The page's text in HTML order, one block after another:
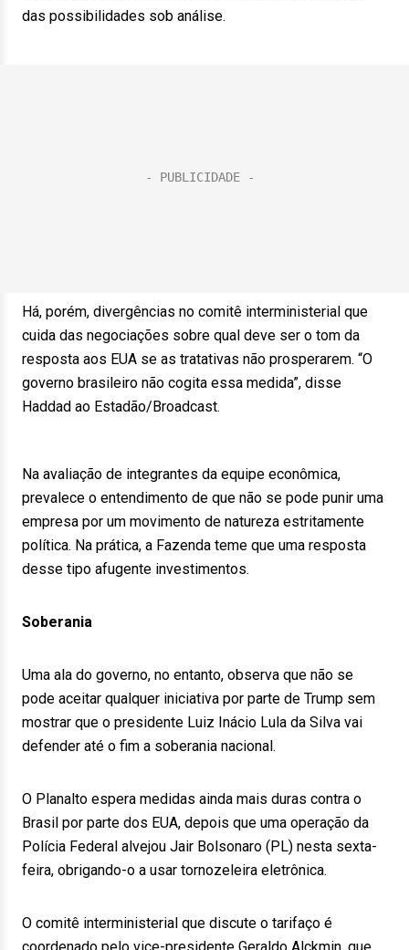
das possibilidades sob análise.
Há, porém, divergências no comitê interministerial que
cuida das negociações sobre qual deve ser o tom da
resposta aos EUA se as tratativas não prosperarem. “O
governo brasileiro não cogita essa medida”, disse
Haddad ao Estadão/Broadcast.
Na avaliação de integrantes da equipe econômica,
prevalece o entendimento de que não se pode punir uma
empresa por um movimento de natureza estritamente
política. Na prática, a Fazenda teme que uma resposta
desse tipo afugente investimentos.
Soberania
Uma ala do governo, no entanto, observa que não se
pode aceitar qualquer iniciativa por parte de Trump sem
mostrar que o presidente Luiz Inácio Lula da Silva vai
defender até o fim a soberania nacional.
O Planalto espera medidas ainda mais duras contra o
Brasil por parte dos EUA, depois que uma operação da
Polícia Federal alvejou Jair Bolsonaro (PL) nesta sexta-
feira, obrigando-o a usar tornozeleira eletrônica.
O comitê interministerial que discute o tarifaço é